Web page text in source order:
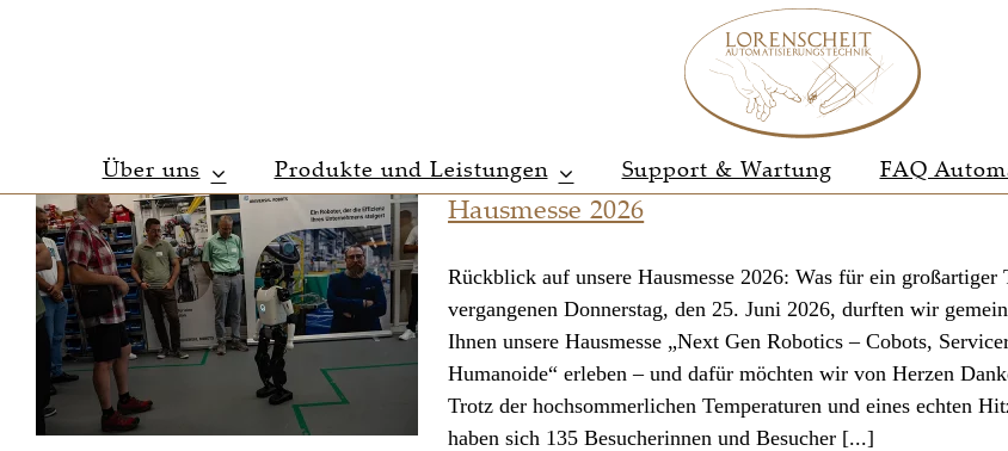
Über uns Produkte und Leistungen Support & Wartung FAQ
Hausmesse 2026
Rückblick auf unsere Hausmesse 2026: Was für ein großartiger
vergangenen Donnerstag, den 25. Juni 2026, durften wir
Ihnen unsere Hausmesse „Next Gen Robotics – Cobots,
Humanoide“ erleben – und dafür möchten wir von Herzen
Trotz der hochsommerlichen Temperaturen und eines echten
haben sich 135 Besucherinnen und Besucher [...]